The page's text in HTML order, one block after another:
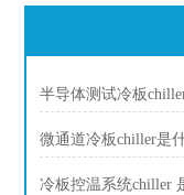
微通道冷板chiller是